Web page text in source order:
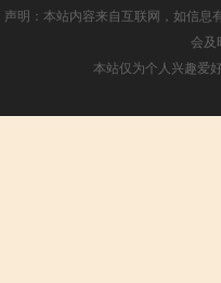
声明：本站内容来自互联网，如信息
会及
本站仅为个人兴趣爱